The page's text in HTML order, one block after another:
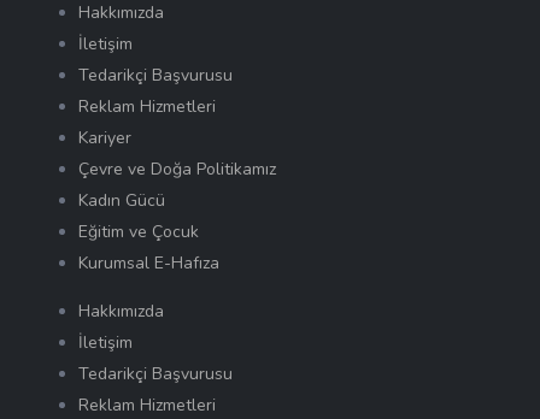
Hakkımızda
İletişim
Tedarikçi Başvurusu
Reklam Hizmetleri
Kariyer
Çevre ve Doğa Politikamız
Kadın Gücü
Eğitim ve Çocuk
Kurumsal E-Hafıza
Hakkımızda
İletişim
Tedarikçi Başvurusu
Reklam Hizmetleri